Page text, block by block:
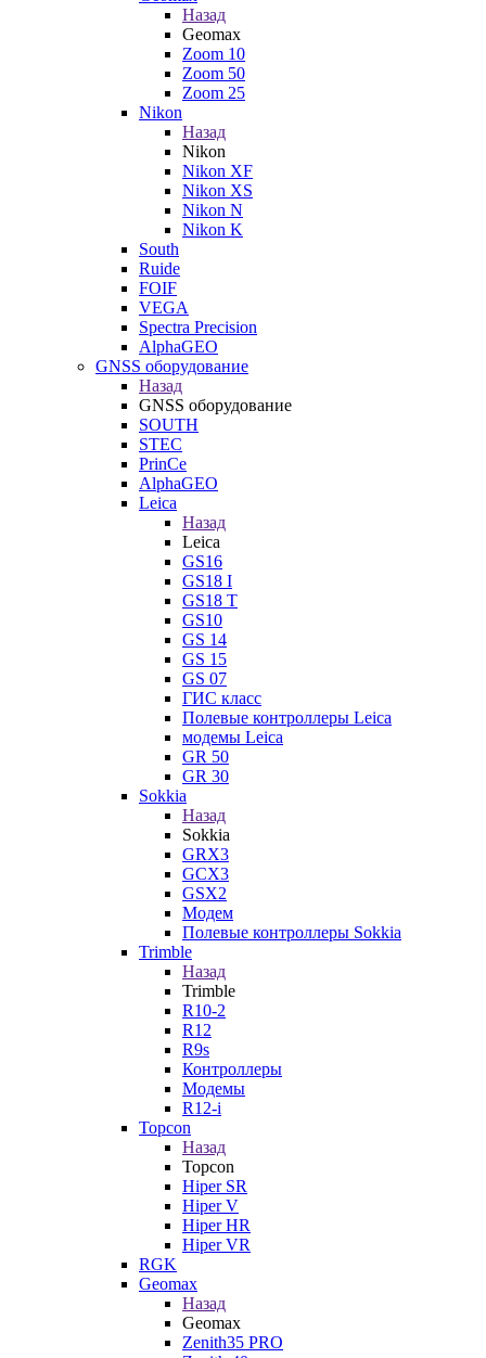
Назад
Geomax
Zoom 10
Zoom 50
Zoom 25
Nikon
Назад
Nikon
Nikon XF
Nikon XS
Nikon N
Nikon K
South
Ruide
FOIF
VEGA
Spectra Precision
AlphaGEO
GNSS оборудование
Назад
GNSS оборудование
SOUTH
STEC
PrinCe
AlphaGEO
Leica
Назад
Leica
GS16
GS18 I
GS18 T
GS10
GS 14
GS 15
GS 07
ГИС класс
Полевые контроллеры Leica
модемы Leica
GR 50
GR 30
Sokkia
Назад
Sokkia
GRX3
GCX3
GSX2
Модем
Полевые контроллеры Sokkia
Trimble
Назад
Trimble
R10-2
R12
R9s
Контроллеры
Модемы
R12-i
Topcon
Назад
Topcon
Hiper SR
Hiper V
Hiper HR
Hiper VR
RGK
Geomax
Назад
Geomax
Zenith35 PRO